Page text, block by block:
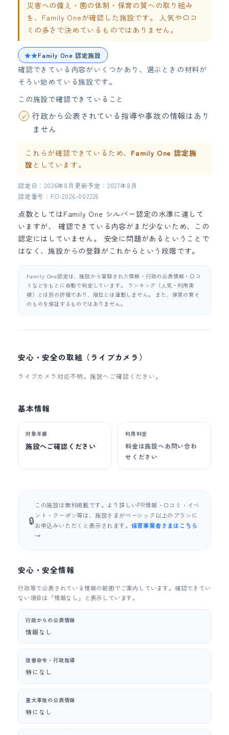
災害への備え・園の体制・保育の質への取り組み
を、Family Oneが確認した施設です。 人気や口コ
ミの多さで決めているものではありません。
★★Family One 認定施設
確認できている内容がいくつかあり、選ぶときの材料が
そろい始めている施設です。
この施設で確認できていること
行政から公表されている指導や事故の情報はあり
ません
これらが確認できているため、 Family One 認定施
設 としています。
認定日：2026年8月 更新予定：2027年8月
認定番号：FO-2026-002226
点数としてはFamily One シルバー認定の水準に達して
いますが、 確認できている内容がまだ少ないため、この
認定にはしていません。 安全に問題があるということで
はなく、施設からの登録がこれからという段階です。
Family One認定は、施設から登録された情報・行政の公表情報・口コ
ミなどをもとに自動で判定しています。 ランキング（人気・利用実
績）とは別の評価であり、順位とは連動しません。 また、保育の質そ
のものを保証するものではありません。
安心・安全の取組（ライブカメラ）
ライブカメラ対応不明。施設へご確認ください。
基本情報
対象年齢
施設へご確認ください
利用料金
料金は施設へお問い合わ
せください
🔒
この施設は無料掲載です。より詳しいPR情報・口コミ・イベ
ント・クーポン等は、施設さまがベーシック以上のプランに
お申込みいただくと表示されます。 保育事業者さまはこちら
→
安心・安全情報
行政等で公表されている情報の範囲でご案内しています。確認できてい
ない項目は「情報なし」と表示しています。
行政からの公表情報
情報なし
改善命令・行政指導
特になし
重大事故の公表情報
特になし